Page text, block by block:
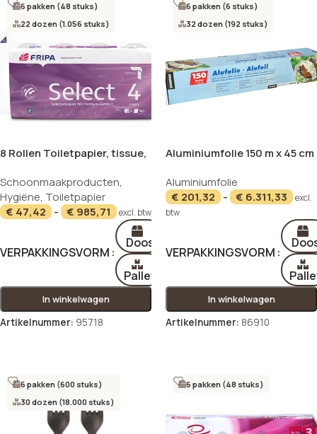
6 pakken (48 stuks)
22 dozen (1.056 stuks)
8 Rollen Toiletpapier, tissue,
9,8 cm hoogwit “Select” 160
Blatt
Schoonmaakproducten,
Hygiëne, Toiletpapier
€ 47,42 - € 985,71 excl. btw
VERPAKKINGSVORM
Doos
Pallet
In winkelwagen
Artikelnummer: 95718
6 pakken (6 stuks)
32 dozen (192 stuks)
Aluminiumfolie 150 m x 45 cm
Aluminiumfolie
€ 201,32 - € 6.311,33
excl.
btw
VERPAKKINGSVORM
In winkelwagen
Artikelnummer: 86910
6 pakken (600 stuks)
30 dozen (18.000 stuks)
6 pakken (48 stuks)